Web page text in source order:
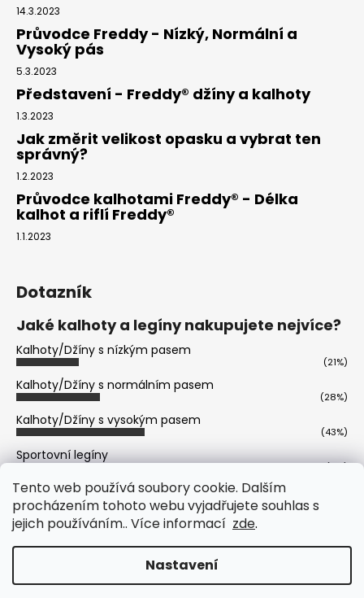
Tento web používá soubory cookie. Dalším
procházením tohoto webu vyjadřujete souhlas s
jejich používáním.. Více informací zde.
Nastavení
14.3.2023
Průvodce Freddy - Nízký, Normální a
Vysoký pás
5.3.2023
Představení - Freddy® džíny a kalhoty
1.3.2023
Jak změrit velikost opasku a vybrat ten
správný?
1.2.2023
Průvodce kalhotami Freddy® - Délka
kalhot a riflí Freddy®
1.1.2023
Dotazník
Jaké kalhoty a legíny nakupujete nejvíce?
Kalhoty/Džíny s nízkým pasem
(21%)
Kalhoty/Džíny s normálním pasem
(28%)
Kalhoty/Džíny s vysokým pasem
(43%)
Sportovní legíny
(6%)
Volnočasové legíny
Počet hlasů:402
Vytvořil Shoptet
Copyright 2026Prémiová Italská Móda - Freddy,